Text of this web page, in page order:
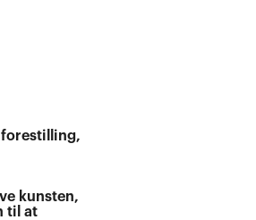
kunsten,
til at